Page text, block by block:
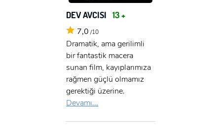
DEV AVCISI 13 +
7,0 /10
Dramatik, ama gerilimli
bir fantastik macera
sunan film, kayıplarımıza
rağmen güçlü olmamız
gerektiği üzerine.
Devamı...